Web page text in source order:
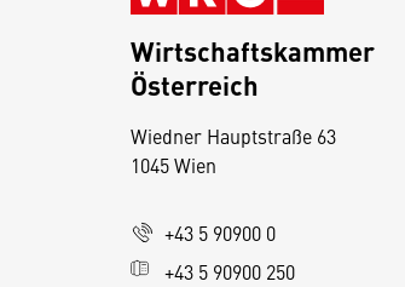
Wirtschaftskammer
Österreich
Wiedner Hauptstraße 63
1045 Wien
+43 5 90900 0
+43 5 90900 250